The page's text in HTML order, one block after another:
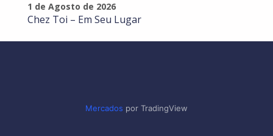
1 de Agosto de 2026
Chez Toi – Em Seu Lugar
Mercados por TradingView